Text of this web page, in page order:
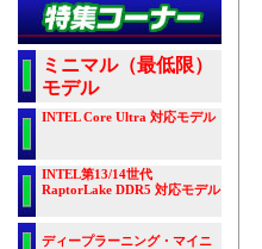
ミニマル（最低限）
モデル
INTEL Core Ultra 対応モデル
INTEL第13/14世代
RaptorLake DDR5 対応モデル
ディープラーニング・マイニ